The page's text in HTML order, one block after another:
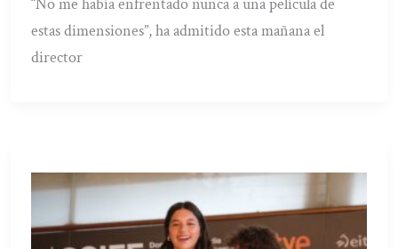
“No me había enfrentado nunca a una película de
estas dimensiones”, ha admitido esta mañana el
director